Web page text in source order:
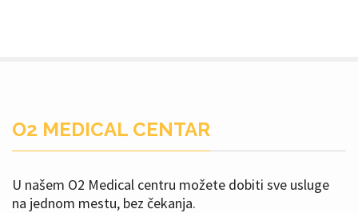
O2 MEDICAL CENTAR
U našem O2 Medical centru možete dobiti sve usluge
na jednom mestu, bez čekanja.